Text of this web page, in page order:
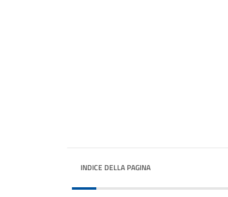
INDICE DELLA PAGINA